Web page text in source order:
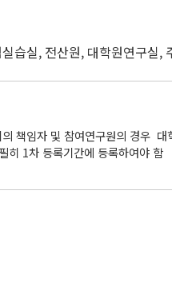
실, 전산원, 대학원연구실
책임자 및 참여연구원의 경우
히 1차 등록기간에 등록하여야 함